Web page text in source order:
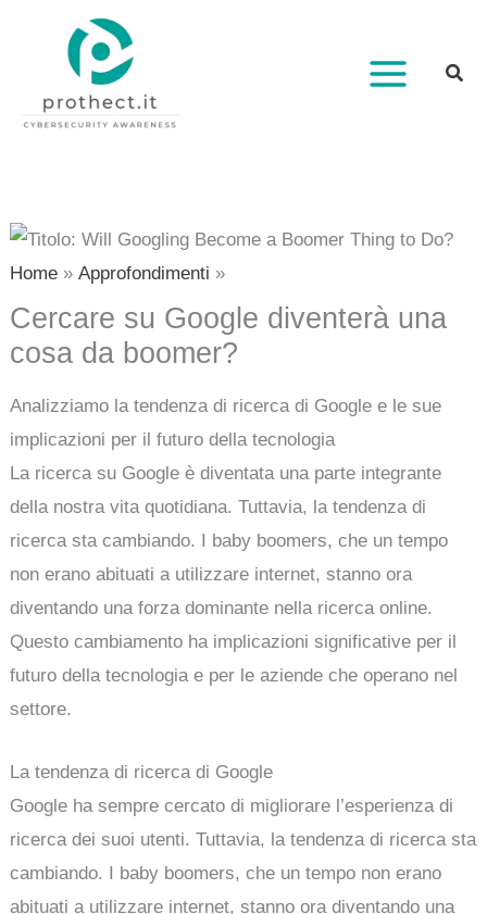
contenuto
Home Approfondimenti
Cercare su Google diventerà una
cosa da boomer?
Analizziamo la tendenza di ricerca di Google e le sue
implicazioni per il futuro della tecnologia
La ricerca su Google è diventata una parte integrante
della nostra vita quotidiana. Tuttavia, la tendenza di
ricerca sta cambiando. I baby boomers, che un tempo
non erano abituati a utilizzare internet, stanno ora
diventando una forza dominante nella ricerca online.
Questo cambiamento ha implicazioni significative per il
futuro della tecnologia e per le aziende che operano nel
settore.
La tendenza di ricerca di Google
Google ha sempre cercato di migliorare l’esperienza di
ricerca dei suoi utenti. Tuttavia, la tendenza di ricerca sta
cambiando. I baby boomers, che un tempo non erano
abituati a utilizzare internet, stanno ora diventando una